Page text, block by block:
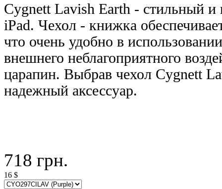
Cygnett Lavish Earth - стильный и
iPad. Чехол - книжка
что очень удобно в
внешнего неблагоприятного
царапин. Выбрав чехол Cygnett
надежный аксессуар.
718 грн.
16 $